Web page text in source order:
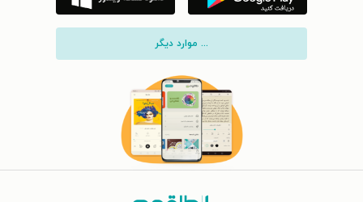
... موارد دیگر